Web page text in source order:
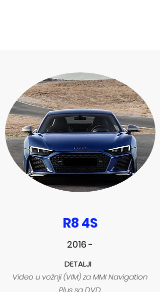
R8 4S
2016 -
​DETALJI
Video u vožnji (VIM) za MMI Navigation
Plus sa DVD